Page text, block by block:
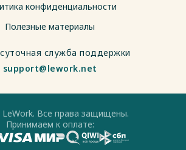
конфиденциальности
Полезные материалы
служба поддержки
support@lework.net
Все права защищены.
Принимаем к оплате: